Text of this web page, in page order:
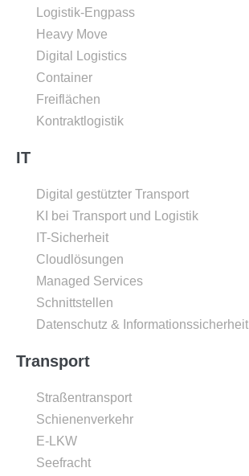
Logistik-Engpass
Heavy Move
Digital Logistics
Container
Freiflächen
Kontraktlogistik
IT
Digital gestützter Transport
KI bei Transport und Logistik
IT-Sicherheit
Cloudlösungen
Managed Services
Schnittstellen
Datenschutz & Informationssicherheit
Transport
Straßentransport
Schienenverkehr
E-LKW
Seefracht